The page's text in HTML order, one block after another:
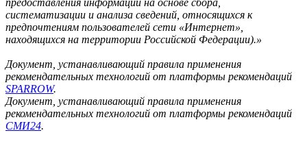
систематизации и анализа сведений, относящихся к
предпочтениям пользователей сети «Интернет»,
находящихся на территории Российской Федерации).»
Документ, устанавливающий правила применения
рекомендательных технологий от платформы рекомендаций
SPARROW.
Документ, устанавливающий правила применения
рекомендательных технологий от платформы рекомендаций
СМИ24.